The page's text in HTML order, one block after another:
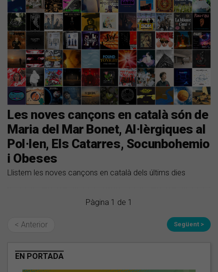
Les noves cançons en català són de
Maria del Mar Bonet, Al·lèrgiques al
Pol·len, Els Catarres, Socunbohemio
i Obeses
Llistem les noves cançons en català dels últims dies
Pàgina 1 de 1
< Anterior Següent >
EN PORTADA